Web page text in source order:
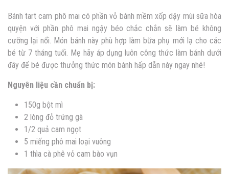
Bánh tart cam phô mai có phần vỏ bánh mềm xốp dậy mùi sữa hòa
quyện với phần phô mai ngậy béo chắc chắn sẽ làm bé không
cưỡng lại nổi. Món bánh này phù hợp làm bữa phụ mới lạ cho các
bé từ 7 tháng tuổi. Mẹ hãy áp dụng luôn công thức làm bánh dưới
đây để bé được thưởng thức món bánh hấp dẫn này ngay nhé!
Nguyên liệu cần chuẩn bị:
150g bột mì
2 lòng đỏ trứng gà
1/2 quả cam ngọt
5 miếng phô mai loại vuông
1 thìa cà phê vỏ cam bào vụn